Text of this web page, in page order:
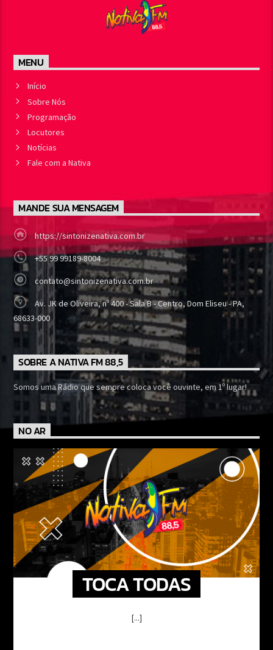
MENU
Início
Sobre Nós
Programação
Locutores
Notícias
Fale com a Nativa
MANDE SUA MENSAGEM
https://sintonizenativa.com.br
+55 99 99189-8004
contato@sintonizenativa.com.br
Av. JK de Oliveira, nº 400 - Sala B - Centro, Dom Eliseu - PA,
68633-000
SOBRE A NATIVA FM 88,5
Somos uma Rádio que sempre coloca você ouvinte, em 1º lugar!
NO AR
TOCA TODAS
[...]